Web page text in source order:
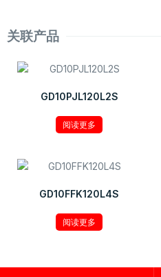
关联产品
GD10PJL120L2S
阅读更多
GD10FFK120L4S
阅读更多